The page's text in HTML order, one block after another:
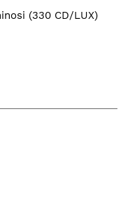
(330 CD/LUX)